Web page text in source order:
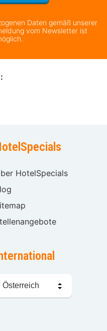
Daten gemäß unserer
vom Newsletter ist
HotelSpecials